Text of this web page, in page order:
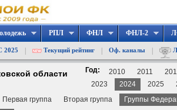
2025 Текущий рейтинг Оф. каналы
РПЛ ФНЛ ФНЛ-2
области Год: 2010 2011
2023
2024 2025
Первая группа Вторая группа
Группы